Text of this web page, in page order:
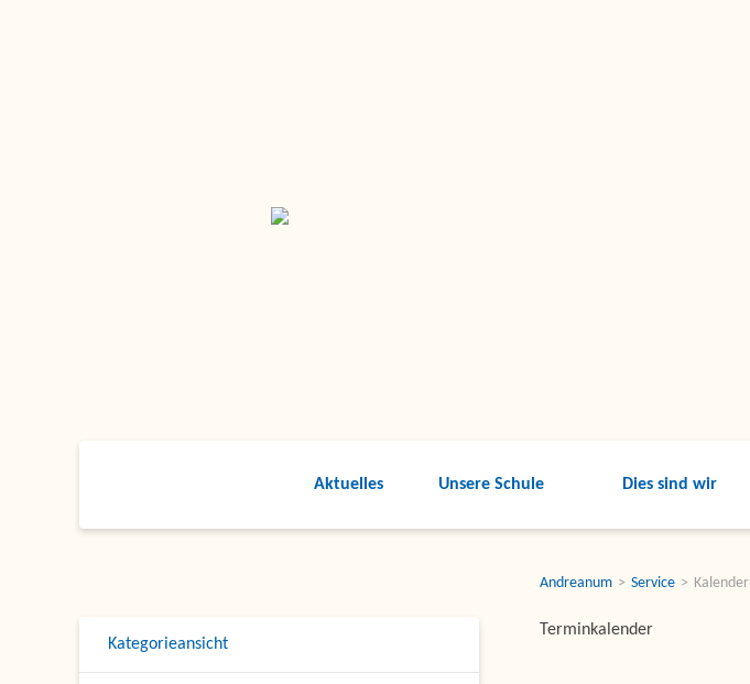
Aktuelles Unsere Schule Dies sind wir
Kategorieansicht
Andreanum Service Kalender
Terminkalender